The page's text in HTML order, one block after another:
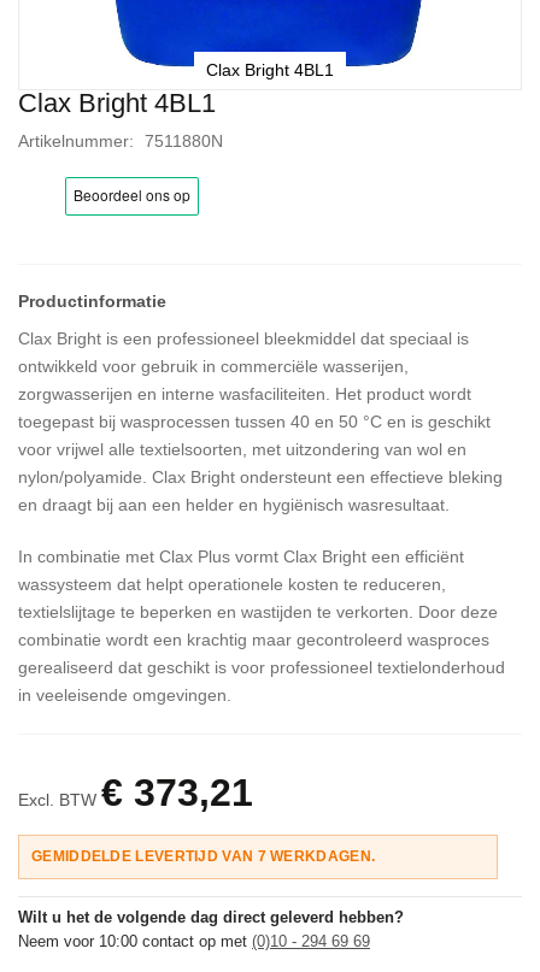
Clax Bright 4BL1
Artikelnummer 7511880N
Clax Bright is een professioneel bleekmiddel dat speciaal is
ontwikkeld voor gebruik in commerciële wasserijen,
zorgwasserijen en interne wasfaciliteiten. Het product wordt
toegepast bij wasprocessen tussen 40 en 50 °C en is geschikt
voor vrijwel alle textielsoorten, met uitzondering van wol en
nylon/polyamide. Clax Bright ondersteunt een effectieve bleking
en draagt bij aan een helder en hygiënisch wasresultaat.
In combinatie met Clax Plus vormt Clax Bright een efficiënt
wassysteem dat helpt operationele kosten te reduceren,
textielslijtage te beperken en wastijden te verkorten. Door deze
combinatie wordt een krachtig maar gecontroleerd wasproces
gerealiseerd dat geschikt is voor professioneel textielonderhoud
in veeleisende omgevingen.
Excl. BTW € 373,21
GEMIDDELDE LEVERTIJD VAN 7 WERKDAGEN.
Wilt u het de volgende dag direct geleverd hebben?
Neem voor 10:00 contact op met (0)10 - 294 69 69
Clax Bright 4BL1
Ga
het